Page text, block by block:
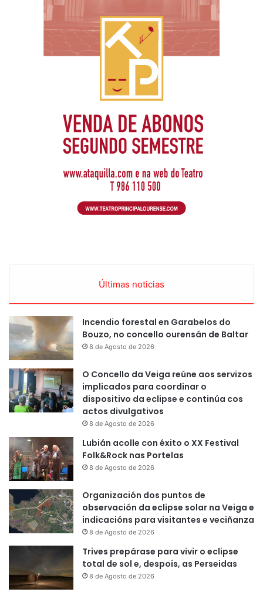
Últimas noticias
Incendio forestal en Garabelos do
Bouzo, no concello ourensán de Baltar
8 de Agosto de 2026
O Concello da Veiga reúne aos servizos
implicados para coordinar o
dispositivo da eclipse e continúa cos
actos divulgativos
8 de Agosto de 2026
Lubián acolle con éxito o XX Festival
Folk&Rock nas Portelas
8 de Agosto de 2026
Organización dos puntos de
observación da eclipse solar na Veiga e
indicacións para visitantes e veciñanza
8 de Agosto de 2026
Trives prepárase para vivir o eclipse
total de sol e, despois, as Perseidas
8 de Agosto de 2026